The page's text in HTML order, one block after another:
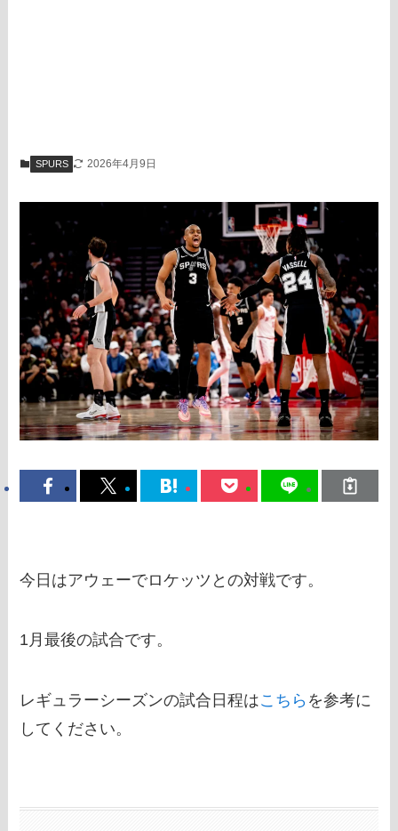
SPURS 2026年4月9日
今日はアウェーでロケッツとの対戦です。
1月最後の試合です。
レギュラーシーズンの試合日程はこちら を参考に
してください。